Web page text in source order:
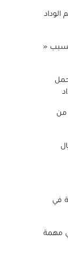
«
من
في
مهمة